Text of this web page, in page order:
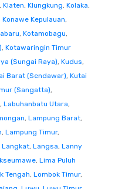
, Klaten, Klungkung, Kolaka,
Konawe Kepulauan,
, Kotamobagu,
, Kotawaringin Timur
(Sungai Raya), Kudus,
Barat (Sendawar), Kutai
(Sangatta),
, Labuhanbatu Utara,
, Lampung Barat,
, Lampung Timur,
Langkat, Langsa, Lanny
, Lima Puluh
Tengah, Lombok Timur,